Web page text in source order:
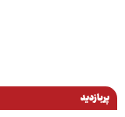
پربازدید